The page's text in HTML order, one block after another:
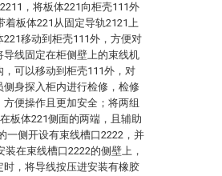
，将板体221向柜壳111外
着板体221从固定导轨2121上
移动到柜壳111外，方便对
线固定在柜侧壁上的束线机
可以移动到柜壳111外，对
身探入柜内进行检修，检修
便操作且更加安全；将两组
板体221侧面的两端，且辅助
一侧开设有束线槽口2222，并
在束线槽口2222的侧壁上，
，将导线按压进安装有橡胶